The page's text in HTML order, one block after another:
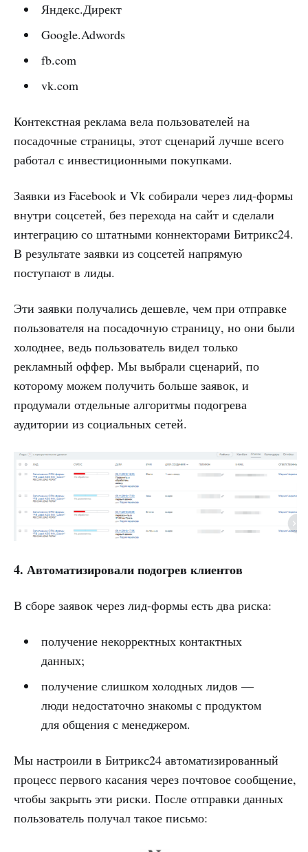
Яндекс.Директ
Google.Adwords
fb.com
vk.com
Контекстная реклама вела пользователей на
посадочные страницы, этот сценарий лучше всего
работал с инвестиционными покупками.
Заявки из Facebook и Vk собирали через лид-формы
внутри соцсетей, без перехода на сайт и сделали
интеграцию со штатными коннекторами Битрикс24.
В результате заявки из соцсетей напрямую
поступают в лиды.
Эти заявки получались дешевле, чем при отправке
пользователя на посадочную страницу, но они были
холоднее, ведь пользователь видел только
рекламный оффер. Мы выбрали сценарий, по
которому можем получить больше заявок, и
продумали отдельные алгоритмы подогрева
аудитории из социальных сетей.
4. Автоматизировали подогрев клиентов
В сборе заявок через лид-формы есть два риска:
получение некорректных контактных
данных;
получение слишком холодных лидов —
люди недостаточно знакомы с продуктом
для общения с менеджером.
Мы настроили в Битрикс24 автоматизированный
процесс первого касания через почтовое сообщение,
чтобы закрыть эти риски. После отправки данных
пользователь получал такое письмо: